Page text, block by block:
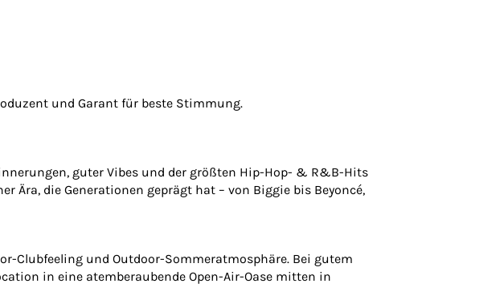
und Garant für beste Stimmung.
guter Vibes und der größten Hip-Hop- & R&B-Hits
Ära, die Generationen geprägt hat – von Biggie bis Beyoncé,
Clubfeeling und Outdoor-Sommeratmosphäre. Bei gutem
in eine atemberaubende Open-Air-Oase mitten in